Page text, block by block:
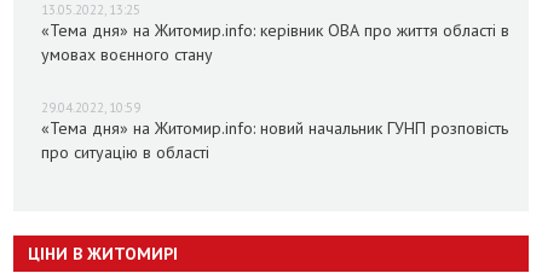
13.05.2022, 13:25
«Тема дня» на Житомир.info: керівник ОВА про життя області в
умовах воєнного стану
29.04.2022, 10:59
«Тема дня» на Житомир.info: новий начальник ГУНП розповість
про ситуацію в області
ЦІНИ В ЖИТОМИРІ